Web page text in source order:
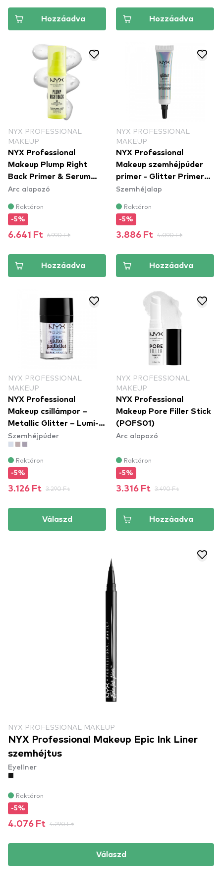
Hozzáadva Hozzáadva
NYX PROFESSIONAL
MAKEUP
NYX Professional
Makeup Plump Right
Back Primer & Serum
(PLPRSB)
Arc alapozó
Raktáron
-5%
6.641 Ft 6.990 Ft
Hozzáadva
NYX PROFESSIONAL
MAKEUP
NYX Professional
Makeup szemhéjpúder
primer - Glitter Primer
(GLIP01)
Szemhéjalap
Raktáron
-5%
3.886 Ft 4.090 Ft
Hozzáadva
NYX PROFESSIONAL
MAKEUP
NYX Professional
Makeup csillámpor –
Metallic Glitter – Lumi-
Lite (MGLI05)
Szemhéjpúder
Raktáron
-5%
3.126 Ft 3.290 Ft
Válaszd
NYX PROFESSIONAL
MAKEUP
NYX Professional
Makeup Pore Filler Stick
(POFS01)
Arc alapozó
Raktáron
-5%
3.316 Ft 3.490 Ft
Hozzáadva
NYX PROFESSIONAL MAKEUP
NYX Professional Makeup Epic Ink Liner
szemhéjtus
Eyeliner
Raktáron
-5%
4.076 Ft 4.290 Ft
Válaszd